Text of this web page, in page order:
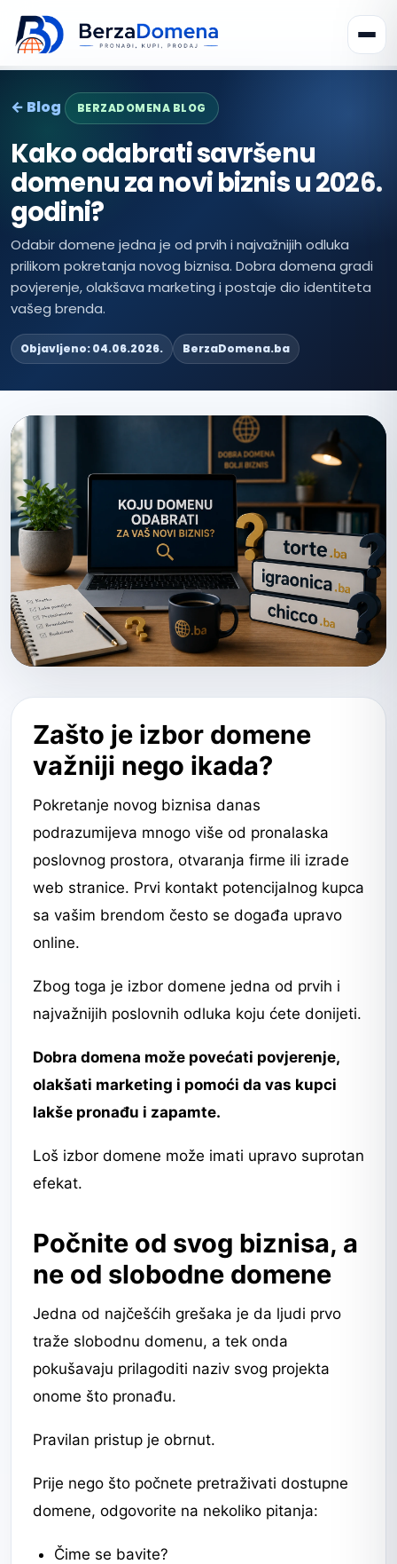
← Blog BERZADOMENA BLOG
Kako odabrati savršenu
domenu za novi biznis u 2026.
godini?
Odabir domene jedna je od prvih i najvažnijih odluka
prilikom pokretanja novog biznisa. Dobra domena gradi
povjerenje, olakšava marketing i postaje dio identiteta
vašeg brenda.
Objavljeno: 04.06.2026. BerzaDomena.ba
Zašto je izbor domene
važniji nego ikada?
Pokretanje novog biznisa danas
podrazumijeva mnogo više od pronalaska
poslovnog prostora, otvaranja firme ili izrade
web stranice. Prvi kontakt potencijalnog kupca
sa vašim brendom često se događa upravo
online.
Zbog toga je izbor domene jedna od prvih i
najvažnijih poslovnih odluka koju ćete donijeti.
Dobra domena može povećati povjerenje,
olakšati marketing i pomoći da vas kupci
lakše pronađu i zapamte.
Loš izbor domene može imati upravo suprotan
efekat.
Počnite od svog biznisa, a
ne od slobodne domene
Jedna od najčešćih grešaka je da ljudi prvo
traže slobodnu domenu, a tek onda
pokušavaju prilagoditi naziv svog projekta
onome što pronađu.
Pravilan pristup je obrnut.
Prije nego što počnete pretraživati dostupne
domene, odgovorite na nekoliko pitanja:
Čime se bavite?